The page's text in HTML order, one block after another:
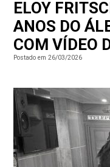
ELOY
ANOS DO
COM VÍDEO
Postado em 26/03/2026